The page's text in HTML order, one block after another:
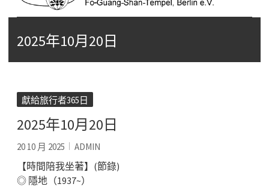
Fo-Guang-Shan-Tempel, Berlin e.V.
2025年10月20日
獻給旅行者365日
2025年10月20日
20 10 月 2025 ADMIN
【時間陪我坐著】(節錄)
◎ 隱地（1937~）